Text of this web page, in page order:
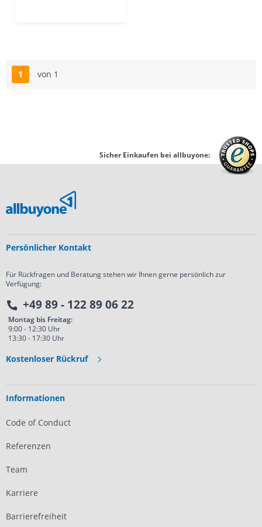
Seite
1 von 1
Sicher Einkaufen bei allbuyone:
Persönlicher Kontakt
Für Rückfragen und Beratung stehen wir Ihnen gerne persönlich zur
Verfügung:
+49 89 - 122 89 06 22
Montag bis Freitag:
9:00 - 12:30 Uhr
13:30 - 17:30 Uhr
Kostenloser Rückruf
Informationen
Code of Conduct
Referenzen
Team
Karriere
Barrierefreiheit